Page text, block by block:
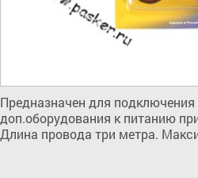
Предназначен для
доп.оборудования к питанию
Длина провода три метра.